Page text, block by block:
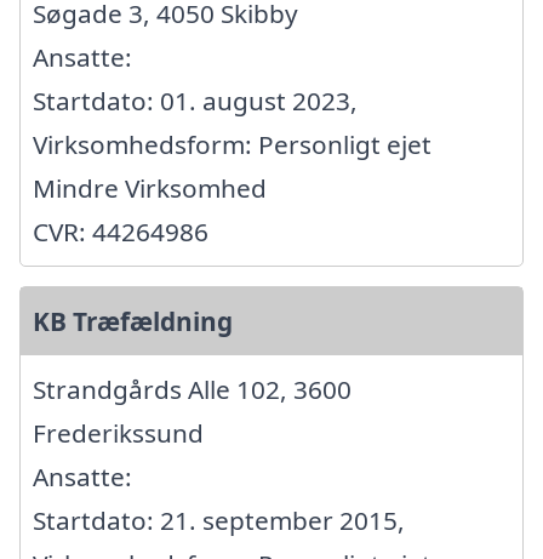
Søgade 3, 4050 Skibby
Ansatte:
Startdato: 01. august 2023,
Virksomhedsform: Personligt ejet
Mindre Virksomhed
CVR: 44264986
KB Træfældning
Strandgårds Alle 102, 3600
Frederikssund
Ansatte:
Startdato: 21. september 2015,